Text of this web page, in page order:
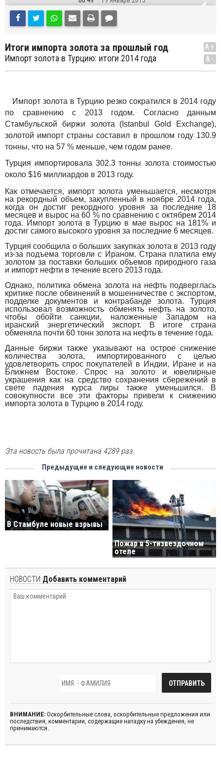
Итоги импорта золота за прошлый год
Импорт золота в Турцию: итоги 2014 года
A+
A-
Импорт золота в Турцию резко сократился в 2014 году
по сравнению с 2013 годом. Согласно данным
Стамбульской биржи золота (Istanbul Gold Exchange),
золотой импорт страны составил в прошлом году 130.9
тонны, что на 57 % меньше, чем годом ранее.
Турция импортировала 302.3 тонны золота стоимостью
около $16 миллиардов в 2013 году.
Как отмечается, импорт золота уменьшается, несмотря
на рекордный объем, закупленный в ноябре 2014 года,
когда он достиг рекордного уровня за последние 18
месяцев и вырос на 60 % по сравнению с октябрем 2014
года. Импорт золота в Турцию в мае вырос на 181% и
достиг самого высокого уровня за последние 6 месяцев.
Турция сообщила о больших закупках золота в 2013 году
из-за подъема торговли с Ираном. Страна платила ему
золотом за поставки больших объемов природного газа
и импорт нефти в течение всего 2013 года.
Однако, политика обмена золота на нефть подверглась
критике после обвинений в мошенничестве с экспортом,
подделке документов и контрабанде золота. Турция
использовал возможность обменять нефть на золото,
чтобы обойти санкции, наложенные Западом на
иранский энергетический экспорт. В итоге страна
обменяла почти 60 тонн золота на нефть в течение года.
Данные биржи также указывают на острое снижение
количества золота, импортированного с целью
удовлетворить спрос покупателей в Индии, Иране и на
Ближнем Востоке. Спрос на золото и ювелирные
украшения как на средство сохранения сбережений в
свете падения курса лиры также уменьшился. В
совокупности все эти факторы привели к снижению
импорта золота в Турцию в 2014 году.
Эта новость была прочитана 4289 раз.
Предыдущие и следующие новости
В Стамбуле новые взрывы
Пожар в 5-тизвездочном
отеле
НОВОСТИ Добавить комментарий
ВНИМАНИЕ: Оскорбительные слова, оскорбительные предложения или
последствия, комментарии, содержащие нападку на убеждения, не
принимаются.